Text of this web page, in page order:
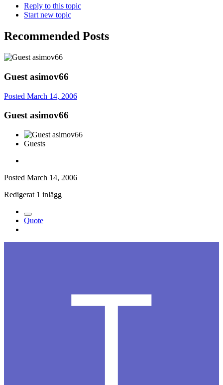
Reply to this topic
Start new topic
Recommended Posts
Guest asimov66
Posted March 14, 2006
Guest asimov66
Guests
Posted March 14, 2006
Redigerat 1 inlägg
Quote